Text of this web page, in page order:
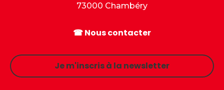
73000 Chambéry
☎ Nous contacter
Je m'inscris à la newsletter